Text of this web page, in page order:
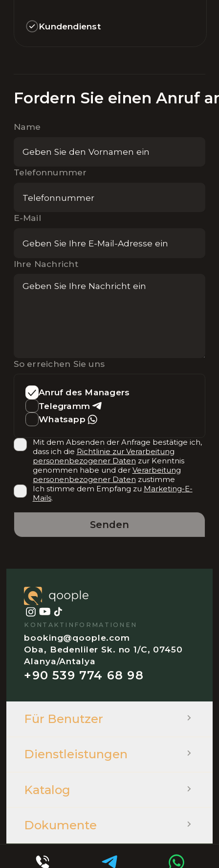
Kundendienst
Fordern Sie einen Anruf
Name
Telefonnummer
E-Mail
Ihre Nachricht
So erreichen Sie uns
Anruf des Managers
Telegramm
Whatsapp
Mit dem Absenden der Anfrage bestätige ich,
dass ich die Richtlinie zur Verarbeitung
personenbezogener Daten zur Kenntnis
genommen habe und der Verarbeitung
personenbezogener Daten zustimme
Ich stimme dem Empfang zu Marketing-E-
Mails.
Senden
KONTAKTINFORMATIONEN
booking@qoople.com
Oba, Bedenliler Sk. no 1/C, 07450
Alanya/Antalya
+90 539 774 68 98
Für Benutzer
Dienstleistungen
Katalog
Dokumente
© 2026 - QOOPLE